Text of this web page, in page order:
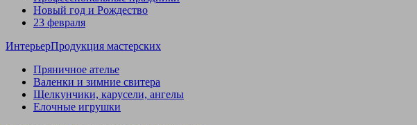
Новый год и Рождество
23 февраля
ИнтерьерПродукция мастерских
Пряничное ателье
Валенки и зимние свитера
Щелкунчики, карусели, ангелы
Елочные игрушки